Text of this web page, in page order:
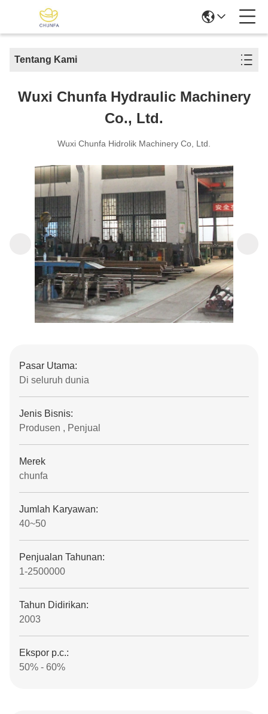
Tentang Kami
Wuxi Chunfa Hydraulic Machinery
Co., Ltd.
Wuxi Chunfa Hidrolik Machinery Co, Ltd.
Pasar Utama:
Di seluruh dunia
Jenis Bisnis:
Produsen , Penjual
Merek
chunfa
Jumlah Karyawan:
40~50
Penjualan Tahunan:
1-2500000
Tahun Didirikan:
2003
Ekspor p.c.:
50% - 60%